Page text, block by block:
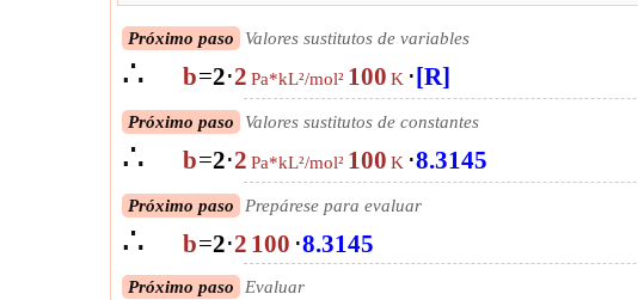
Próximo paso Valores sustitutos de variables
∴ b=2⋅2 Pa*kL²/mol² 100 K ⋅[R]
Próximo paso Valores sustitutos de constantes
∴ b=2⋅2 Pa*kL²/mol² 100 K ⋅8.3145
Próximo paso Prepárese para evaluar
∴ b=2⋅2 100 ⋅8.3145
Próximo paso Evaluar